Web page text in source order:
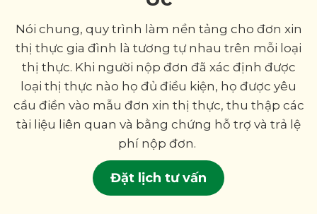
Nói chung, quy trình làm nền tảng cho đơn xin
thị thực gia đình là tương tự nhau trên mỗi loại
thị thực. Khi người nộp đơn đã xác định được
loại thị thực nào họ đủ điều kiện, họ được yêu
cầu điền vào mẫu đơn xin thị thực, thu thập các
tài liệu liên quan và bằng chứng hỗ trợ và trả lệ
phí nộp đơn.
Đặt lịch tư vấn